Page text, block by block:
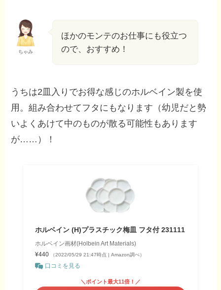
ちゃみ
ほかのモンテのお仕事にも役立つ
ので、おすすめ！
うちは2皿入りでお得な感じのホルベイン製を使
用。組み合わせてフタにもなります（幼児だと勢
いよくあけて中のものが散る可能性もあります
が……）！
ホルベイン (H)プラスチック梅皿 フタ付 231111
ホルベイン画材(Holbein Art Materials)
¥440
（2022/05/29 21:47時点 | Amazon調べ）
口コミを見る
＼ポイント最大11倍！／